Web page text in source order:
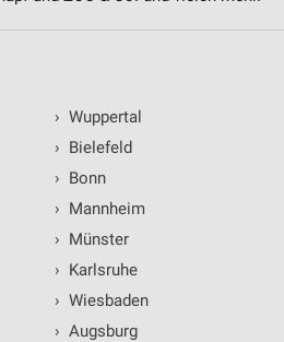
› Wuppertal
› Bielefeld
› Bonn
› Mannheim
› Münster
› Karlsruhe
› Wiesbaden
› Augsburg